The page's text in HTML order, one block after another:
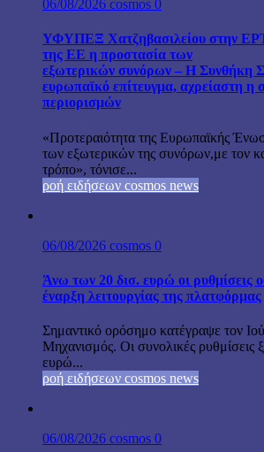
06/08/2026 cosmos 0
ΥΦΥΠΕΞ Χατζηβασιλείου στην
της ΕΕ η προστασία των
εξωτερικών συνόρων – Η Συνθήκη
ευρωπαϊκό επίτευγμα, αχρείαστη η
περιορισμών
«Προτεραιότητα της Ευρωπαϊκής
των εξωτερικών της συνόρων,με τον
τρόπο», τόνισε...
ροή ειδήσεων cosmos news
06/08/2026 cosmos 0
Άνω των 20 δισ. ευρώ οι ρυθμίσεις
έναρξη λειτουργίας της πλατφόρμας
Σημαντικό ορόσημο κατέγραψε τον
Μηχανισμός. Οι συνολικές ρυθμίσεις
ευρώ...
ροή ειδήσεων cosmos news
06/08/2026 cosmos 0